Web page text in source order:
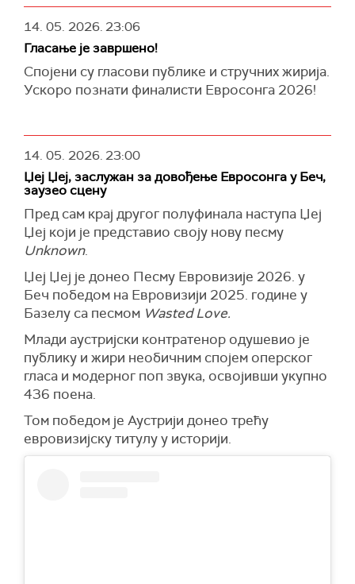
14. 05. 2026.23:06
Гласање је завршено!
Спојени су гласови публике и стручних жирија.
Ускоро познати финалисти Евросонга 2026!
14. 05. 2026.23:00
Џеј Џеј, заслужан за довођење Евросонга у Беч,
заузео сцену
Пред сам крај другог полуфинала наступа Џеј
Џеј који је представио своју нову песму
Unknown.
Џеј Џеј је донео Песму Евровизије 2026. у
Беч победом на Евровизији 2025. године у
Базелу са песмом Wasted Love.
Млади аустријски контратенор одушевио је
публику и жири необичним спојем оперског
гласа и модерног поп звука, освојивши укупно
436 поена.
Том победом је Аустрији донео трећу
евровизијску титулу у историји.